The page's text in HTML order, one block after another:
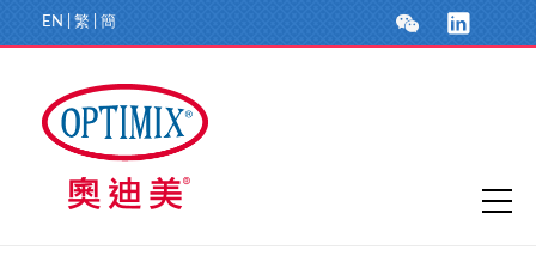
EN 繁 簡